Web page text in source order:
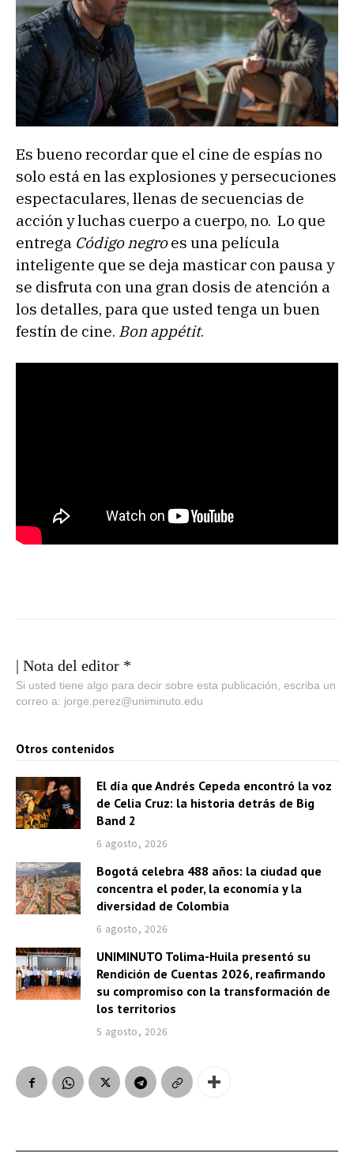
Es bueno recordar que el cine de espías no
solo está en las explosiones y persecuciones
espectaculares, llenas de secuencias de
acción y luchas cuerpo a cuerpo, no. Lo que
entrega Código negroes una película
inteligente que se deja masticar con pausa y
se disfruta con una gran dosis de atención a
los detalles, para que usted tenga un buen
festín de cine. Bon appétit.
| Nota del editor *
Si usted tiene algo para decir sobre esta publicación, escriba un
correo a: jorge.perez@uniminuto.edu
Otros contenidos
El día que Andrés Cepeda encontró la voz
de Celia Cruz: la historia detrás de Big
Band 2
6 agosto, 2026
Bogotá celebra 488 años: la ciudad que
concentra el poder, la economía y la
diversidad de Colombia
6 agosto, 2026
UNIMINUTO Tolima-Huila presentó su
Rendición de Cuentas 2026, reafirmando
su compromiso con la transformación de
los territorios
5 agosto, 2026